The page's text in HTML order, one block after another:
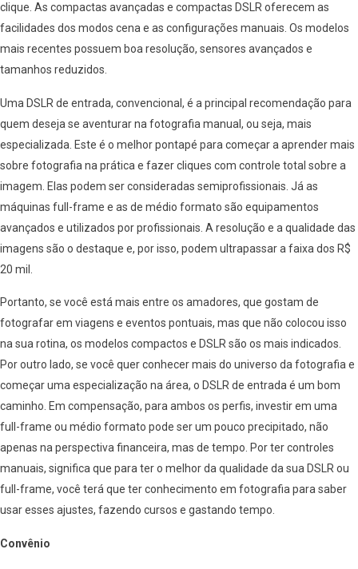
clique. As compactas avançadas e compactas DSLR oferecem as
facilidades dos modos cena e as configurações manuais. Os modelos
mais recentes possuem boa resolução, sensores avançados e
tamanhos reduzidos.
Uma DSLR de entrada, convencional, é a principal recomendação para
quem deseja se aventurar na fotografia manual, ou seja, mais
especializada. Este é o melhor pontapé para começar a aprender mais
sobre fotografia na prática e fazer cliques com controle total sobre a
imagem. Elas podem ser consideradas semiprofissionais. Já as
máquinas full-frame e as de médio formato são equipamentos
avançados e utilizados por profissionais. A resolução e a qualidade das
imagens são o destaque e, por isso, podem ultrapassar a faixa dos R$
20 mil.
Portanto, se você está mais entre os amadores, que gostam de
fotografar em viagens e eventos pontuais, mas que não colocou isso
na sua rotina, os modelos compactos e DSLR são os mais indicados.
Por outro lado, se você quer conhecer mais do universo da fotografia e
começar uma especialização na área, o DSLR de entrada é um bom
caminho. Em compensação, para ambos os perfis, investir em uma
full-frame ou médio formato pode ser um pouco precipitado, não
apenas na perspectiva financeira, mas de tempo. Por ter controles
manuais, significa que para ter o melhor da qualidade da sua DSLR ou
full-frame, você terá que ter conhecimento em fotografia para saber
usar esses ajustes, fazendo cursos e gastando tempo.
Convênio